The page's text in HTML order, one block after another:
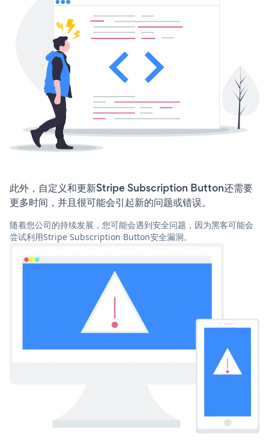
此外，自定义和更新Stripe Subscription Button还需要
更多时间，并且很可能会引起新的问题或错误。
随着您公司的持续发展，您可能会遇到安全问题，因为黑客可能会
尝试利用Stripe Subscription Button安全漏洞。